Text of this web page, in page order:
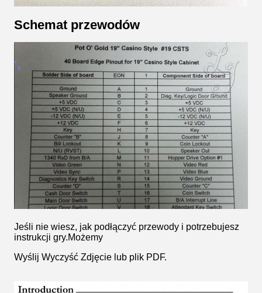
Schemat przewodów
Jeśli nie wiesz, jak podłączyć przewody i potrzebujesz
instrukcji gry.Możemy
Wyślij Wyczyść Zdjęcie lub plik PDF.